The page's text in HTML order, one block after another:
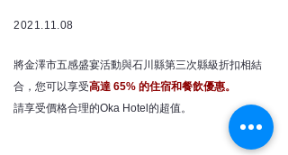
2021.11.08
將金澤市五感盛宴活動與石川縣第三次縣級折扣相結
合，您可以享受高達 65% 的住宿和餐飲優惠。
請享受價格合理的Oka Hotel的超值。